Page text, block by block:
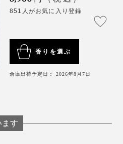
」と過ごす静かで心くつろ
使用しているロウの性質
との間に空気や気泡が入っ
が、燃焼には問題ありませ
るため、商品により音の強
了承ください。
度露出するように芯の長さ
851人がお気に入り登録
香りを選ぶ
倉庫出荷予定日： 2026年8月7日
ます